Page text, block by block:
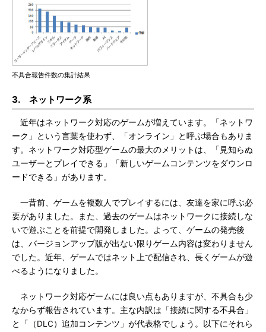
不具合報告件数の集計結果
3. ネットワーク系
近年はネットワーク対応のゲームが増えています。「ネットワ
ーク」という言葉を使わず、「オンライン」と呼ぶ場合もありま
す。ネットワーク対応型ゲームの最大のメリットは、「見知らぬ
ユーザーとプレイできる」「新しいゲームコンテンツをダウンロ
ードできる」があります。
一昔前、ゲームを複数人でプレイするには、友達を家に呼ぶ必
要がありました。また、過去のゲームはネットワークに接続しな
いで遊ぶことを前提で開発しました。よって、ゲームの発売後
は、バージョンアップ版が出ない限りゲーム内容は変わりません
でした。近年、ゲームではネット上で配信され、長くゲームが遊
べるようになりました。
ネットワーク対応ゲームには良い点もありますが、不具合も少
なからず報告されています。主な内訳は「接続に関する不具合」
と「（DLC）追加コンテンツ」が代表格でしょう。以下にそれら